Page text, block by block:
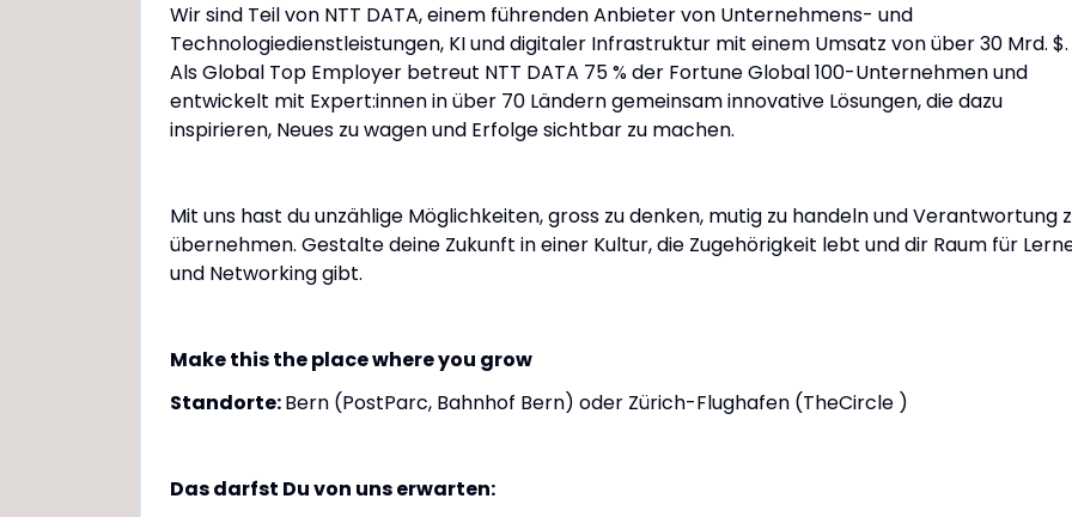
Wir sind Teil von NTT DATA, einem führenden Anbieter von Unternehmens- und
Technologiedienstleistungen, KI und digitaler Infrastruktur mit einem Umsatz von über 30 Mrd. $.
Als Global Top Employer betreut NTT DATA 75 % der Fortune Global 100-Unternehmen und
entwickelt mit Expert:innen in über 70 Ländern gemeinsam innovative Lösungen, die dazu
inspirieren, Neues zu wagen und Erfolge sichtbar zu machen.
Mit uns hast du unzählige Möglichkeiten, gross zu denken, mutig zu handeln und Verantwortung
übernehmen. Gestalte deine Zukunft in einer Kultur, die Zugehörigkeit lebt und dir Raum für
und Networking gibt.
Make this the place where you grow
Standorte:Bern (PostParc, Bahnhof Bern) oder Zürich-Flughafen (TheCircle )
Das darfst Du von uns erwarten: